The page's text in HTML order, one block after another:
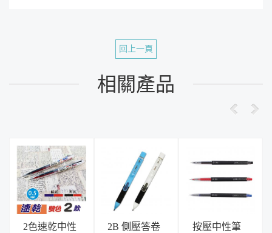
回上一頁
相關產品
2色速乾中性
2B 側壓答卷
按壓中性筆